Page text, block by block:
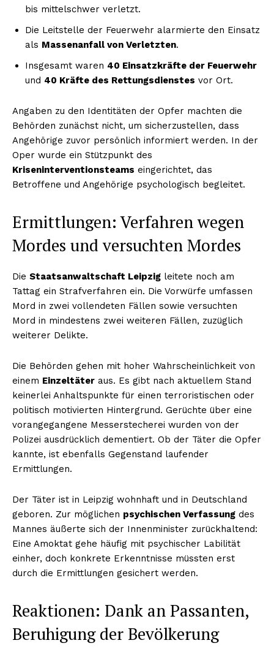
bis mittelschwer verletzt.
Die Leitstelle der Feuerwehr alarmierte den Einsatz
als Massenanfall von Verletzten.
Insgesamt waren 40 Einsatzkräfte der Feuerwehr
und 40 Kräfte des Rettungsdienstes vor Ort.
Angaben zu den Identitäten der Opfer machten die
Behörden zunächst nicht, um sicherzustellen, dass
Angehörige zuvor persönlich informiert werden. In der
Oper wurde ein Stützpunkt des
Kriseninterventionsteams eingerichtet, das
Betroffene und Angehörige psychologisch begleitet.
Ermittlungen: Verfahren wegen
Mordes und versuchten Mordes
Die Staatsanwaltschaft Leipzig leitete noch am
Tattag ein Strafverfahren ein. Die Vorwürfe umfassen
Mord in zwei vollendeten Fällen sowie versuchten
Mord in mindestens zwei weiteren Fällen, zuzüglich
weiterer Delikte.
Die Behörden gehen mit hoher Wahrscheinlichkeit von
einem Einzeltäter aus. Es gibt nach aktuellem Stand
keinerlei Anhaltspunkte für einen terroristischen oder
politisch motivierten Hintergrund. Gerüchte über eine
vorangegangene Messerstecherei wurden von der
Polizei ausdrücklich dementiert. Ob der Täter die Opfer
kannte, ist ebenfalls Gegenstand laufender
Ermittlungen.
Der Täter ist in Leipzig wohnhaft und in Deutschland
geboren. Zur möglichen psychischen Verfassung des
Mannes äußerte sich der Innenminister zurückhaltend:
Eine Amoktat gehe häufig mit psychischer Labilität
einher, doch konkrete Erkenntnisse müssten erst
durch die Ermittlungen gesichert werden.
Reaktionen: Dank an Passanten,
Beruhigung der Bevölkerung